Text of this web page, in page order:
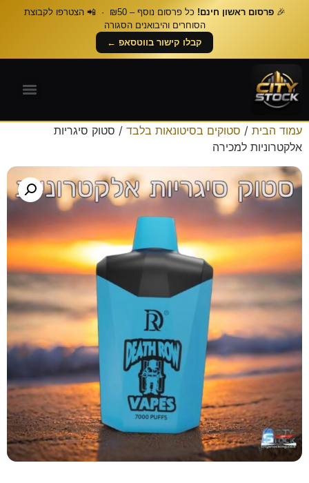
🎉פרסום ראשון חינם!
כל פרסום נוסף – ₪50 · 📲 הצטרפו לקבוצת
הסוחרים והיבואנים הסגורה
קבלו קישור בווטסאפ ←
עמוד הבית / סטוקים בסיטונאות בלבד / סטוק סיגריות
אלקטרוניות למכירה